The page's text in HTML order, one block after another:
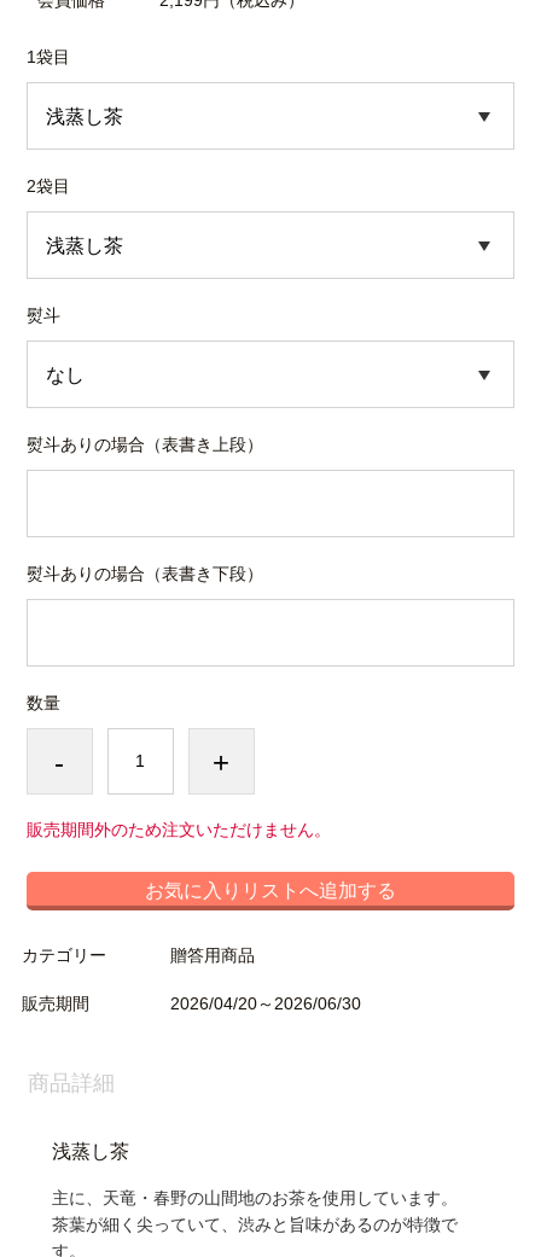
1袋目
2袋目
熨斗
熨斗ありの場合（表書き上段）
熨斗ありの場合（表書き下段）
数量
- +
販売期間外のため注文いただけません。
お気に入りリストへ追加する
カテゴリー 贈答用商品
販売期間 2026/04/20～2026/06/30
商品詳細
浅蒸し茶
主に、天竜・春野の山間地のお茶を使用しています。
茶葉が細く尖っていて、渋みと旨味があるのが特徴で
す。